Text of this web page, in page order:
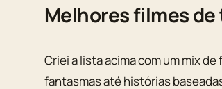
Melhores filmes
Criei a lista acima com um mix
fantasmas até histórias